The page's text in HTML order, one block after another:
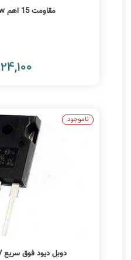
مقاومت 15 اهم 0.5w بسته 20 تایی
24,100 تومان
دوبل دیود فوق سریع SF1606PT 16A,400V
ناموجود